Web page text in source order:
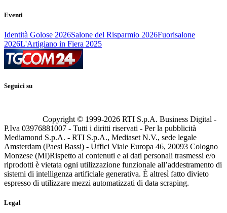
Eventi
Identità Golose 2026Salone del Risparmio 2026Fuorisalone
2026L'Artigiano in Fiera 2025
Seguici su
Copyright © 1999-2026 RTI S.p.A. Business Digital -
P.Iva 03976881007 - Tutti i diritti riservati - Per la pubblicità
Mediamond S.p.A. - RTI S.p.A., Mediaset N.V., sede legale
Amsterdam (Paesi Bassi) - Uffici Viale Europa 46, 20093 Cologno
Monzese (MI)Rispetto ai contenuti e ai dati personali trasmessi e/o
riprodotti è vietata ogni utilizzazione funzionale all’addestramento di
sistemi di intelligenza artificiale generativa. È altresì fatto divieto
espresso di utilizzare mezzi automatizzati di data scraping.
Legal